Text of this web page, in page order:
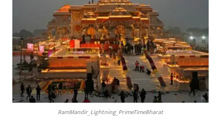
RamMandir_Lightning_PrimeTimeBharat